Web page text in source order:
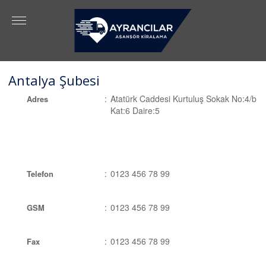
Antalya Şubesi
Adres : Atatürk Caddesi Kurtuluş Sokak No:4/b
Kat:6 Daire:5
Telefon : 0123 456 78 99
GSM : 0123 456 78 99
Fax : 0123 456 78 99